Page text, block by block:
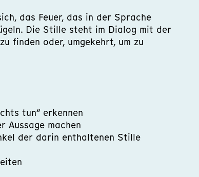
das Feuer, das in der Sprache
Die Stille steht im Dialog mit der
finden oder, umgekehrt, um zu
tun“ erkennen
Aussage machen
der darin enthaltenen Stille